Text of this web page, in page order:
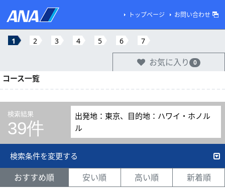
トップページ お問い合わせ
1 2 3 4 5 6 7
お気に入り 0
コース一覧
検索結果
39件
出発地：東京、目的地：ハワイ・ホノル
ル
検索条件を変更する
おすすめ順 安い順 高い順 新着順